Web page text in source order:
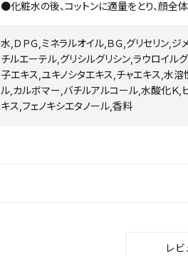
●化粧水の後、コットンに適量をとり、顔全体
水,ＤＰＧ,ミネラルオイル,ＢＧ,グリセリン,ジ
チルエーテル,グリシルグリシン,ラウロイル
子エキス,ユキノシタエキス,チャエキス,水
ル,カルボマー,バチルアルコール,水酸化Ｋ,
キス,フェノキシエタノール,香料
レ